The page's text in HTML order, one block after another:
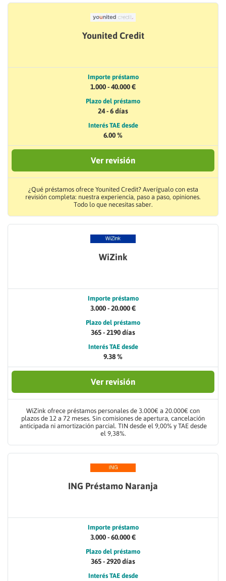
Younited Credit
Importe préstamo
1.000 - 40.000 €
Plazo del préstamo
24 - 6 días
Interés TAE desde
6.00 %
Ver revisión
¿Qué préstamos ofrece Younited Credit? Averígualo con esta
revisión completa: nuestra experiencia, paso a paso, opiniones.
Todo lo que necesitas saber.
WiZink
Importe préstamo
3.000 - 20.000 €
Plazo del préstamo
365 - 2190 días
Interés TAE desde
9.38 %
Ver revisión
WiZink ofrece préstamos personales de 3.000€ a 20.000€ con
plazos de 12 a 72 meses. Sin comisiones de apertura, cancelación
anticipada ni amortización parcial. TIN desde el 9,00% y TAE desde
el 9,38%.
ING Préstamo Naranja
Importe préstamo
3.000 - 60.000 €
Plazo del préstamo
365 - 2920 días
Interés TAE desde